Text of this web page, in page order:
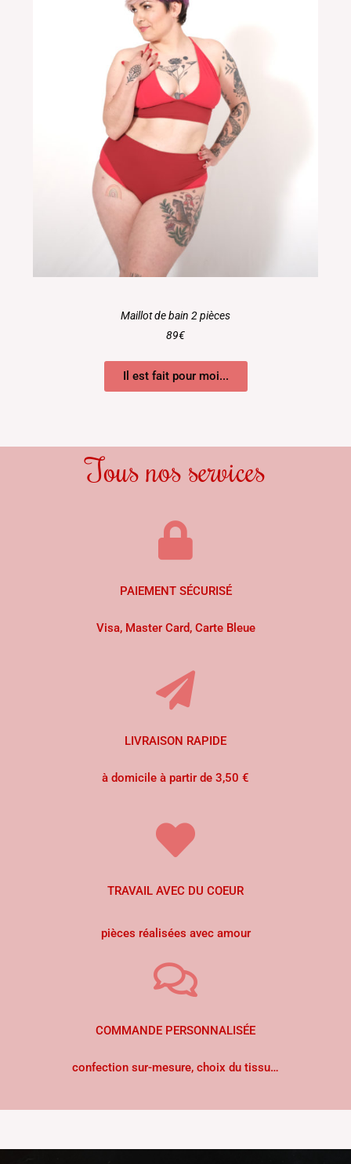
Maillot de bain 2 pièces
89€
Il est fait pour moi...
Tous nos services
PAIEMENT SÉCURISÉ
Visa, Master Card, Carte Bleue
LIVRAISON RAPIDE
à domicile à partir de 3,50 €
TRAVAIL AVEC DU COEUR
pièces réalisées avec amour
COMMANDE PERSONNALISÉE
confection sur-mesure, choix du tissu…